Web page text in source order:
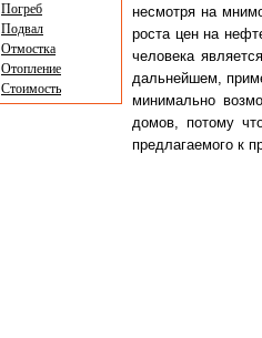
несмотря на
роста цен на
человека
дальнейшем,
минимально
домов, потому
предлагаемого к
Погреб
Подвал
Отмостка
Отопление
Стоимость